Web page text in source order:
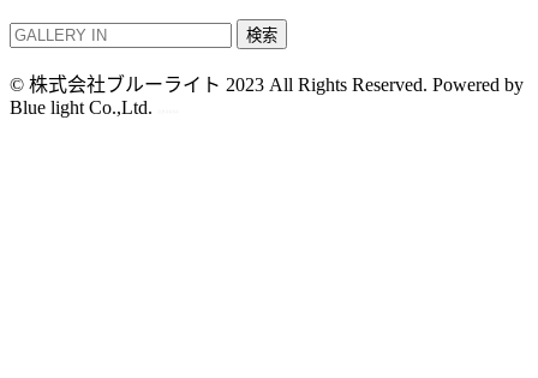
検索
© 株式会社ブルーライト 2023 All Rights Reserved. Powered by
Blue light Co.,Ltd.